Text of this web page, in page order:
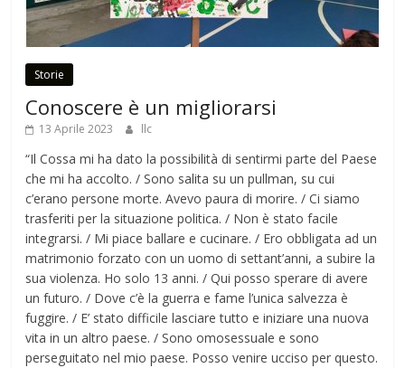
Storie
Conoscere è un migliorarsi
13 Aprile 2023 llc
“Il Cossa mi ha dato la possibilità di sentirmi parte del Paese
che mi ha accolto. / Sono salita su un pullman, su cui
c’erano persone morte. Avevo paura di morire. / Ci siamo
trasferiti per la situazione politica. / Non è stato facile
integrarsi. / Mi piace ballare e cucinare. / Ero obbligata ad un
matrimonio forzato con un uomo di settant’anni, a subire la
sua violenza. Ho solo 13 anni. / Qui posso sperare di avere
un futuro. / Dove c’è la guerra e fame l’unica salvezza è
fuggire. / E’ stato difficile lasciare tutto e iniziare una nuova
vita in un altro paese. / Sono omosessuale e sono
perseguitato nel mio paese. Posso venire ucciso per questo.